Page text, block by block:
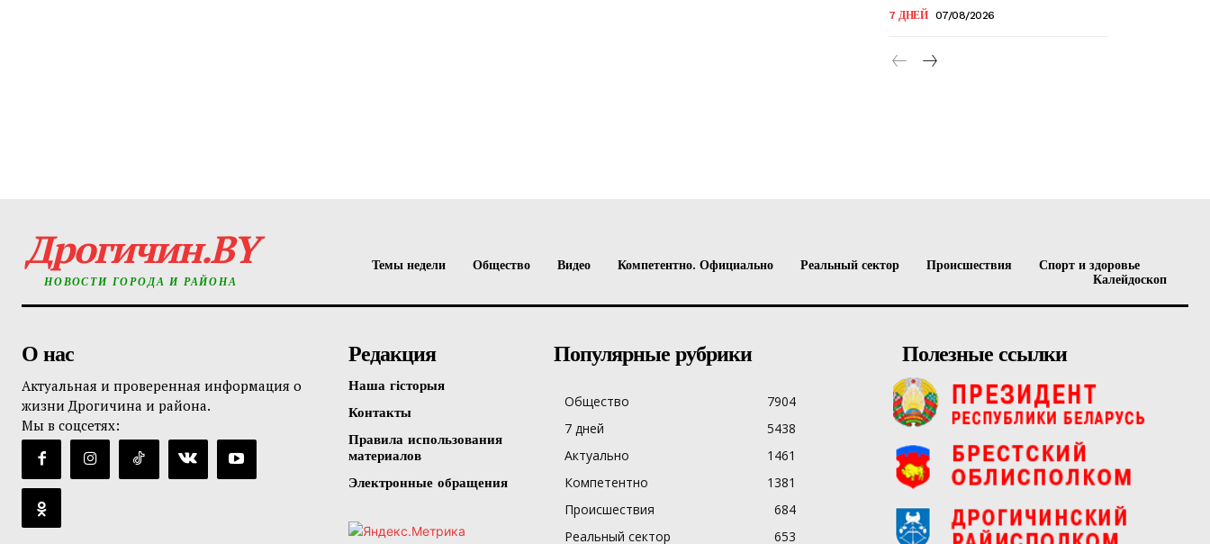
7 ДНЕЙ 07/08/2026
Дрогичин.BY
НОВОСТИ ГОРОДА И РАЙОНА
Темы недели Общество Видео Компетентно. Официально Реальный сектор Происшествия
Спорт и здоровье
Калейдоскоп
О нас
Актуальная и проверенная информация о
жизни Дрогичина и района.
Мы в соцсетях:
Редакция
Наша гісторыя
Контакты
Правила использования
материалов
Электронные обращения
Популярные рубрики
Общество
7904
7 дней
5438
Актуально
1461
Компетентно
1381
Происшествия
684
Реальный сектор
653
Полезные ссылки